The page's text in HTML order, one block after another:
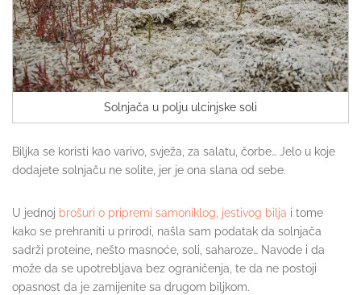
Solnjača u polju ulcinjske soli
Biljka se koristi kao varivo, svježa, za salatu, čorbe… Jelo u koje
dodajete solnjaču ne solite, jer je ona slana od sebe.
U jednoj brošuri o pripremi samoniklog, jestivog bilja i tome
kako se prehraniti u prirodi, našla sam podatak da solnjača
sadrži proteine, nešto masnoće, soli, saharoze… Navode i da
može da se upotrebljava bez ograničenja, te da ne postoji
opasnost da je zamijenite sa drugom biljkom.